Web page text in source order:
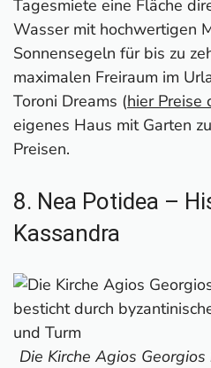
Tagesmiete eine Fläche
Wasser mit hochwertigen
Sonnensegeln für bis zu
maximalen Freiraum im
Toroni Dreams (hier Preise
eigenes Haus mit Garten
Preisen.
8. Nea Potidea –
Kassandra
Die Kirche Agios